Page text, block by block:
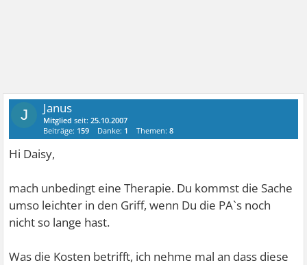
J Janus
Mitglied seit:25.10.2007
Beiträge: 159 Danke: 1 Themen:8
Hi Daisy,
mach unbedingt eine Therapie. Du kommst die Sache
umso leichter in den Griff, wenn Du die PA`s noch
nicht so lange hast.
Was die Kosten betrifft, ich nehme mal an dass diese